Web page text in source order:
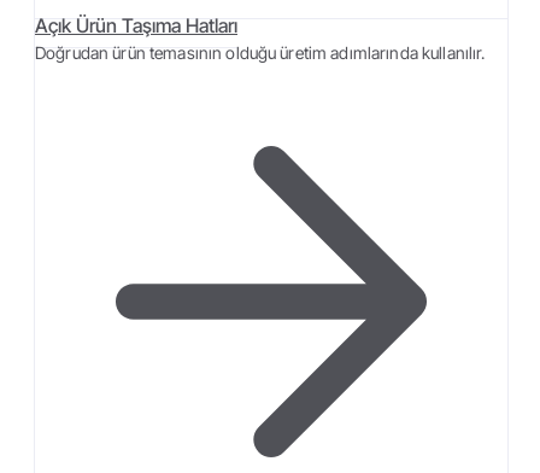
Açık Ürün Taşıma Hatları
Doğrudan ürün temasının olduğu üretim adımlarında kullanılır.